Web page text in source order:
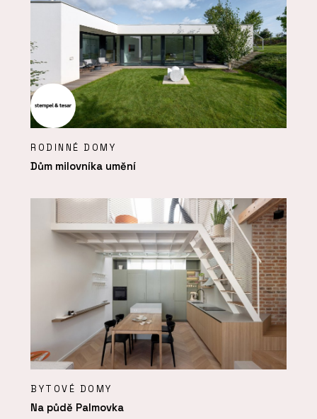
RODINNÉ DOMY
Dům milovníka umění
BYTOVÉ DOMY
Na půdě Palmovka